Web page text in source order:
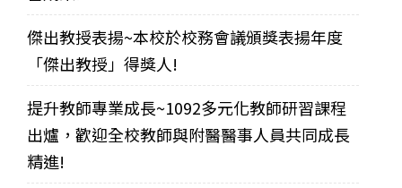
傑出教授表揚~本校於校務會議頒獎表揚年度
「傑出教授」得獎人!
提升教師專業成長~1092多元化教師研習課程
出爐，歡迎全校教師與附醫醫事人員共同成長
精進!